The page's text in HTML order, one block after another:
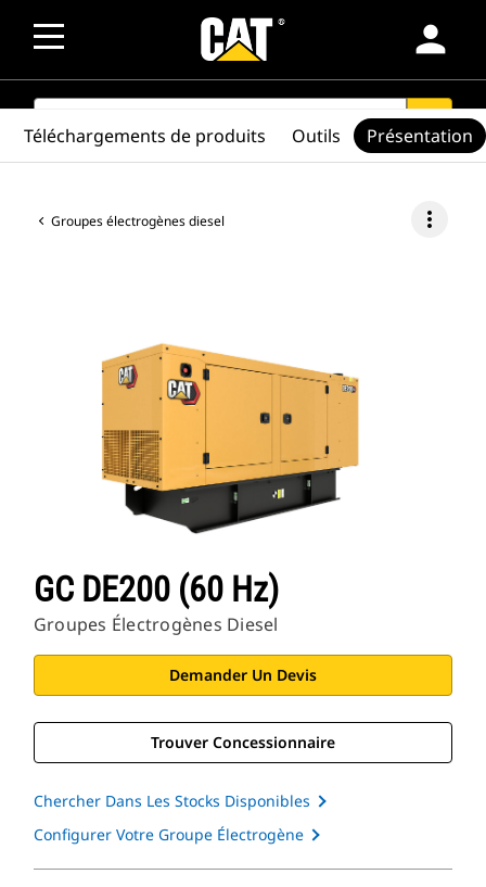
person
SEARCH search
Groupes électrogènes diesel more_vert
GC DE200 (60 Hz)
Groupes Électrogènes Diesel
Demander Un Devis
Trouver Concessionnaire
Chercher Dans Les Stocks Disponibles
Configurer Votre Groupe Électrogène
Téléchargements de produits Outils Présentation